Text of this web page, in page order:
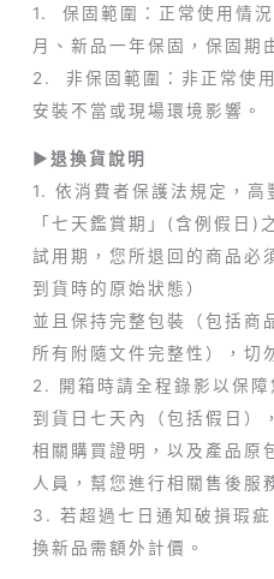
1. 保固範圍：正常使用情
月、新品一年保固，保固期
2. 非保固範圍：非正常使
安裝不當或現場環境影響。
►退換貨說明
1. 依消費者保護法規定，高
「七天鑑賞期」(含例假日)
試用期，您所退回的商品必
到貨時的原始狀態）
並且保持完整包裝（包括商
所有附隨文件完整性），切
2. 開箱時請全程錄影以保
到貨日七天內（包括假日）
相關購買證明，以及產品原
人員，幫您進行相關售後服
3. 若超過七日通知破損瑕
換新品需額外計價。